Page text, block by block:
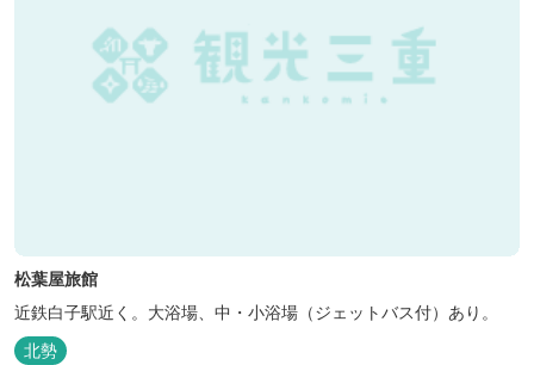
松葉屋旅館
近鉄白子駅近く。大浴場、中・小浴場（ジェットバス付）あり。
北勢